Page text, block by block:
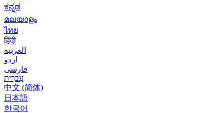
ಕನ್ನಡ
മലയാളം
ไทย
हिंदी
العربية
اردو
فارسی
עִברִית
中文 (简体)
日本語
한국어